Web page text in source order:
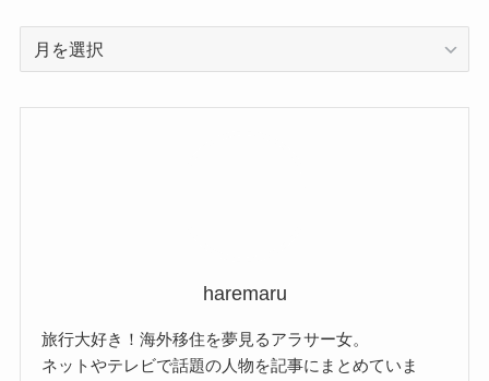
haremaru
旅行大好き！海外移住を夢見るアラサー女。
ネットやテレビで話題の人物を記事にまとめていま